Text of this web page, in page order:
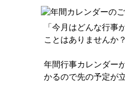
「今月はどんな行事
ことはありませんか？
年間行事カレンダー
かるので先の予定が